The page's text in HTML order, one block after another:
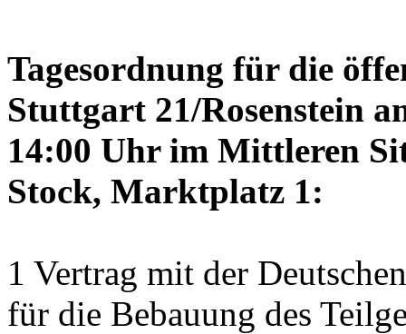
Tagesordnung für die
Stuttgart 21/Rosenstein
14:00 Uhr im Mittleren
Stock, Marktplatz 1:
1 Vertrag mit der
für die Bebauung des